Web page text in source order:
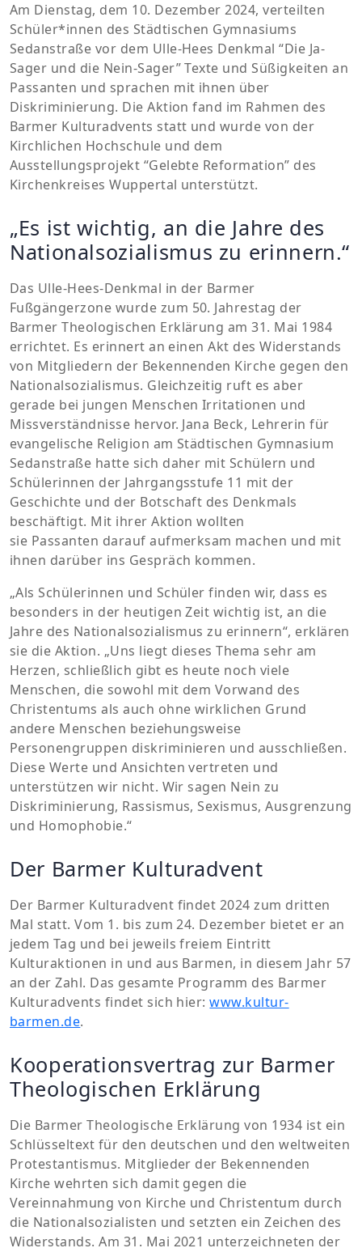
Am Dienstag, dem 10. Dezember 2024, verteilten
Schüler*innen des Städtischen Gymnasiums
Sedanstraße vor dem Ulle-Hees Denkmal “Die Ja-
Sager und die Nein-Sager” Texte und Süßigkeiten an
Passanten und sprachen mit ihnen über
Diskriminierung. Die Aktion fand im Rahmen des
Barmer Kulturadvents statt und wurde von der
Kirchlichen Hochschule und dem
Ausstellungsprojekt “Gelebte Reformation” des
Kirchenkreises Wuppertal unterstützt.
„Es ist wichtig, an die Jahre des
Nationalsozialismus zu erinnern.“
Das Ulle-Hees-Denkmal in der Barmer
Fußgängerzone wurde zum 50. Jahrestag der
Barmer Theologischen Erklärung am 31. Mai 1984
errichtet. Es erinnert an einen Akt des Widerstands
von Mitgliedern der Bekennenden Kirche gegen den
Nationalsozialismus. Gleichzeitig ruft es aber
gerade bei jungen Menschen Irritationen und
Missverständnisse hervor. Jana Beck, Lehrerin für
evangelische Religion am Städtischen Gymnasium
Sedanstraße hatte sich daher mit Schülern und
Schülerinnen der Jahrgangsstufe 11 mit der
Geschichte und der Botschaft des Denkmals
beschäftigt. Mit ihrer Aktion wollten
sie Passanten darauf aufmerksam machen und mit
ihnen darüber ins Gespräch kommen.
„Als Schülerinnen und Schüler finden wir, dass es
besonders in der heutigen Zeit wichtig ist, an die
Jahre des Nationalsozialismus zu erinnern“, erklären
sie die Aktion. „Uns liegt dieses Thema sehr am
Herzen, schließlich gibt es heute noch viele
Menschen, die sowohl mit dem Vorwand des
Christentums als auch ohne wirklichen Grund
andere Menschen beziehungsweise
Personengruppen diskriminieren und ausschließen.
Diese Werte und Ansichten vertreten und
unterstützen wir nicht. Wir sagen Nein zu
Diskriminierung, Rassismus, Sexismus, Ausgrenzung
und Homophobie.“
Der Barmer Kulturadvent
Der Barmer Kulturadvent findet 2024 zum dritten
Mal statt. Vom 1. bis zum 24. Dezember bietet er an
jedem Tag und bei jeweils freiem Eintritt
Kulturaktionen in und aus Barmen, in diesem Jahr 57
an der Zahl. Das gesamte Programm des Barmer
Kulturadvents findet sich hier:www.kultur-
barmen.de.
Kooperationsvertrag zur Barmer
Theologischen Erklärung
Die Barmer Theologische Erklärung von 1934 ist ein
Schlüsseltext für den deutschen und den weltweiten
Protestantismus. Mitglieder der Bekennenden
Kirche wehrten sich damit gegen die
Vereinnahmung von Kirche und Christentum durch
die Nationalsozialisten und setzten ein Zeichen des
Widerstands. Am 31. Mai 2021 unterzeichneten der